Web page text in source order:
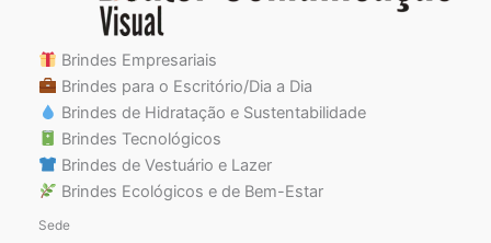
Brindes Empresariais
Brindes para o Escritório/Dia a Dia
Brindes de Hidratação e Sustentabilidade
Brindes Tecnológicos
Brindes de Vestuário e Lazer
Brindes Ecológicos e de Bem-Estar
Sede